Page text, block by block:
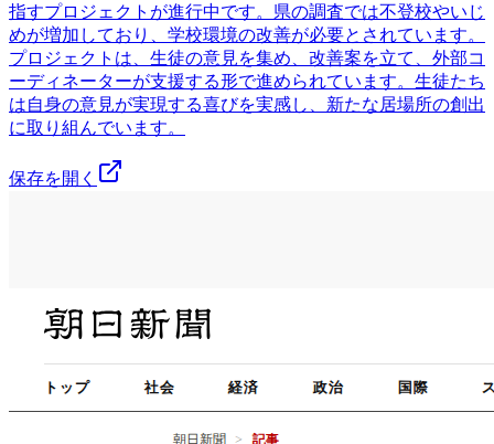
指すプロジェクトが進行中です。県の調査では不登校やいじ
めが増加しており、学校環境の改善が必要とされています。
プロジェクトは、生徒の意見を集め、改善案を立て、外部コ
ーディネーターが支援する形で進められています。生徒たち
は自身の意見が実現する喜びを実感し、新たな居場所の創出
に取り組んでいます。
保存を開く